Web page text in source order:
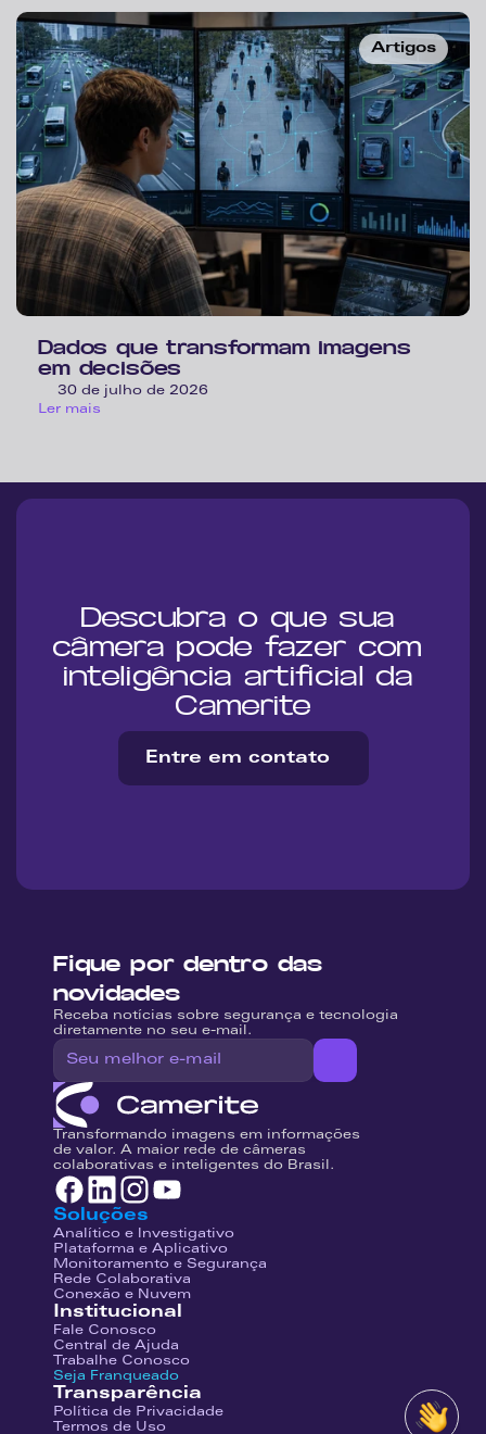
Artigos
Dados que transformam imagens
em decisões
30 de julho de 2026
Ler mais
Descubra o que sua
câmera pode fazer com
inteligência artificial da
Camerite
Entre em contato
Fique por dentro das
novidades
Receba notícias sobre segurança e tecnologia
diretamente no seu e-mail.
Transformando imagens em informações
de valor. A maior rede de câmeras
colaborativas e inteligentes do Brasil.
Soluções
Analítico e Investigativo
Plataforma e Aplicativo
Monitoramento e Segurança
Rede Colaborativa
Conexão e Nuvem
Institucional
Fale Conosco
Central de Ajuda
Trabalhe Conosco
Seja Franqueado
Transparência
Política de Privacidade
Termos de Uso